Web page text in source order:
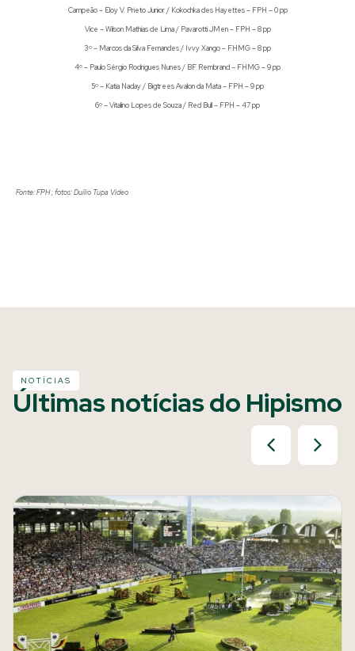
Campeão – Eloy V. Prieto Junior / Kokochka des Hayettes – FPH – 0 pp
Vice – Wilson Mathias de Lima / Pavarotti JMen – FPH – 8 pp
3º – Marcos da Silva Fernandes / Ivvy Xango – FHMG – 8 pp
4º – Paulo Sérgio Rodrigues Nunes / BF Rembrand – FHMG – 9 pp
5º – Katia Naday / Bigtrees Avalon da Mata – FPH – 9 pp
6º – Vitalino Lopes de Souza / Red Bull – FPH – 47 pp
Fonte: FPH ; fotos: Duílio Tupa Video
NOTÍCIAS
Últimas notícias do Hipismo